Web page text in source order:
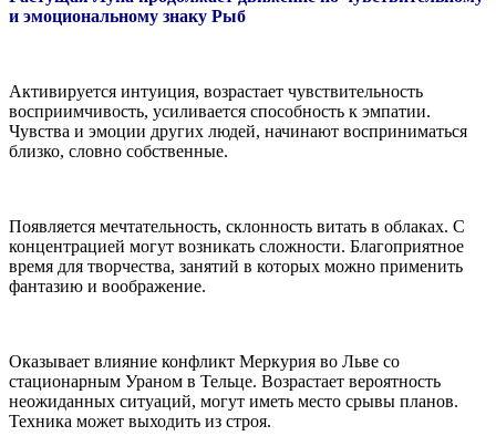
и эмоциональному знаку Рыб
Активируется интуиция, возрастает чувствительность
восприимчивость, усиливается способность к эмпатии.
Чувства и эмоции других людей, начинают восприниматься
близко, словно собственные.
Появляется мечтательность, склонность витать в облаках. С
концентрацией могут возникать сложности. Благоприятное
время для творчества, занятий в которых можно применить
фантазию и воображение.
Оказывает влияние конфликт Меркурия во Льве со
стационарным Ураном в Тельце. Возрастает вероятность
неожиданных ситуаций, могут иметь место срывы планов.
Техника может выходить из строя.